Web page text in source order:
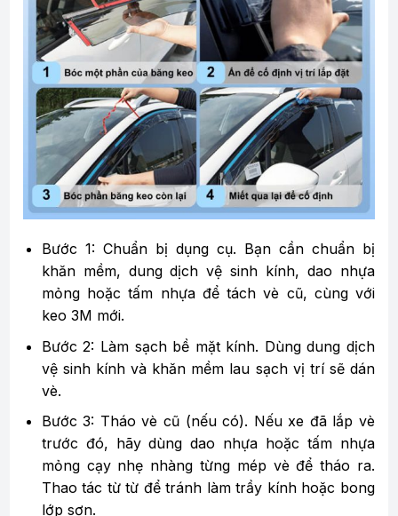
Bước 1: Chuẩn bị dụng cụ. Bạn cần chuẩn bị
khăn mềm, dung dịch vệ sinh kính, dao nhựa
mỏng hoặc tấm nhựa để tách vè cũ, cùng với
keo 3M mới.
Bước 2: Làm sạch bề mặt kính. Dùng dung dịch
vệ sinh kính và khăn mềm lau sạch vị trí sẽ dán
vè.
Bước 3: Tháo vè cũ (nếu có). Nếu xe đã lắp vè
trước đó, hãy dùng dao nhựa hoặc tấm nhựa
mỏng cạy nhẹ nhàng từng mép vè để tháo ra.
Thao tác từ từ để tránh làm trầy kính hoặc bong
lớp sơn.